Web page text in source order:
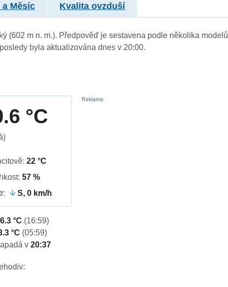
Měsíc Kvalita ovzduší
(602 m n. m.). Předpověď je sestavena podle několika modelů
byla aktualizována dnes v 20:00.
°C
22 °C
57 %
S, 0 km/h
°C (16:59)
°C (05:59)
v20:37